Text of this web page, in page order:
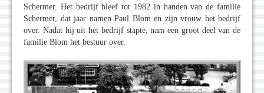
Schermer. Het bedrijf bleef tot 1982 in handen van de familie
Schermer, dat jaar namen Paul Blom en zijn vrouw het bedrijf
over. Nadat hij uit het bedrijf stapte, nam een groot deel van de
familie Blom het bestuur over.